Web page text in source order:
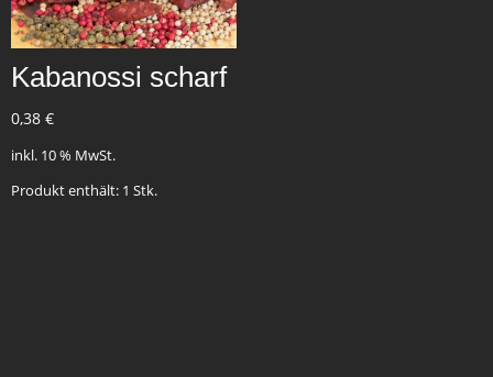
Kabanossi scharf
0,38 €
inkl. 10 % MwSt.
Produkt enthält: 1 Stk.